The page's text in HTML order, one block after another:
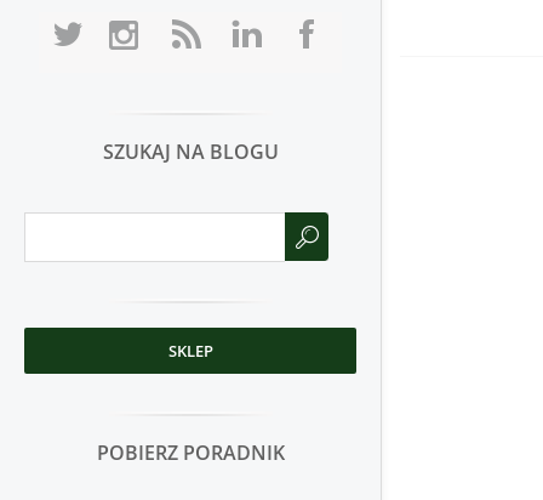
SZUKAJ NA BLOGU
SKLEP
POBIERZ PORADNIK